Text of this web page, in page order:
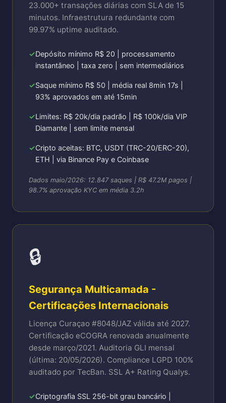
23.000+ transações diárias com SLA de 15
minutos. Infraestrutura redundante com
99.97% uptime auditado.
Depósito mínimo R$ 20 | processamento
instantâneo | taxa zero | sem intermediários
Saque mínimo R$ 50 | média real 8min 17s |
93% aprovados em até 15min
Limites: R$ 20k/dia padrão | R$ 100k/dia VIP
Diamante | sem limite mensal
Cripto aceitas: BTC, USDT (TRC-20/ERC-20),
ETH | via Binance Pay e Coinbase
Dados maio/2026: 12.847 saques | R$ 47.2M pagos |
98.7% aprovação KYC em média 3.2h
🔒
Segurança Multicamada -
Certificações Internacionais
Licença Curaçao #8048/JAZ válida até 2027.
Certificação eCOGRA renovada anualmente
desde março/2021. Auditoria GLI mensal
(última: 20/05/2026). Compliance LGPD 100%
auditado por TecBan. SSL A+ Rating Qualys.
Criptografia SSL 256-bit grau bancário |